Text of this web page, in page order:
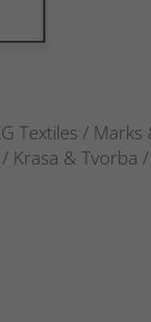
Textiles /
Krasa & Tvorba